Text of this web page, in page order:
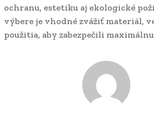
ochranu, estetiku aj ekologické
výbere je vhodné zvážiť materiál,
použitia, aby zabezpečili